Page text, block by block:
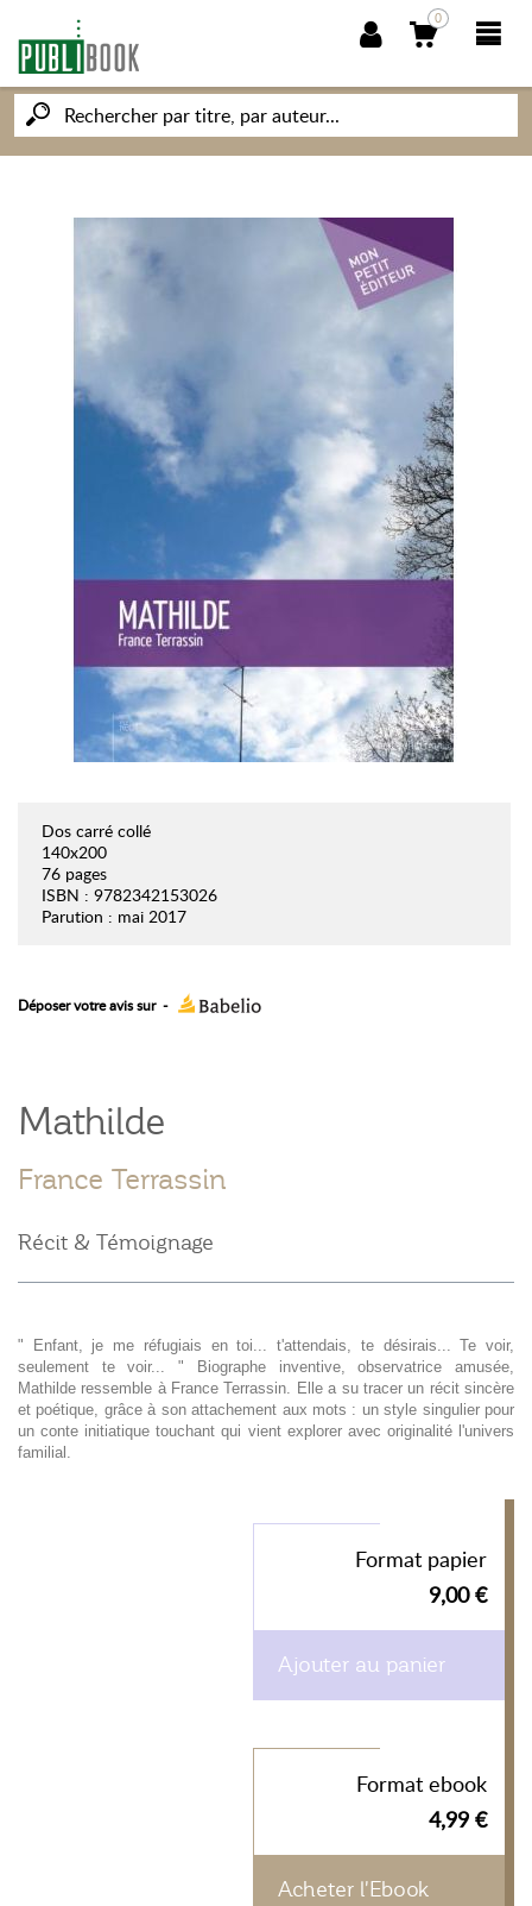
0
NOUVEAUTÉS
PUBLIBOOK
SOCIÉTÉ DES ÉCRIVAINS
CONNAISSANCES ET SAVOIRS
MON PETIT ÉDITEUR
Dos carré collé
140x200
76 pages
ISBN : 9782342153026
Parution : mai 2017
Déposer votre avis sur -
Mathilde
France Terrassin
Récit & Témoignage
" Enfant, je me réfugiais en toi... t'attendais, te désirais... Te voir,
seulement te voir... " Biographe inventive, observatrice amusée,
Mathilde ressemble à France Terrassin. Elle a su tracer un récit sincère
et poétique, grâce à son attachement aux mots : un style singulier pour
un conte initiatique touchant qui vient explorer avec originalité l'univers
familial.
Format papier
9,00 €
Ajouter au panier
Format ebook
4,99 €
Acheter l'Ebook